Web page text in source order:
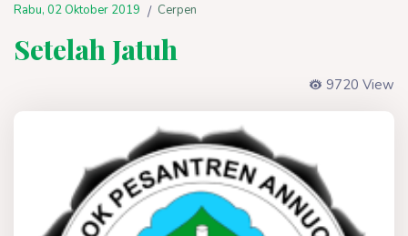
Rabu, 02 Oktober 2019 / Cerpen
Setelah Jatuh
9720 View